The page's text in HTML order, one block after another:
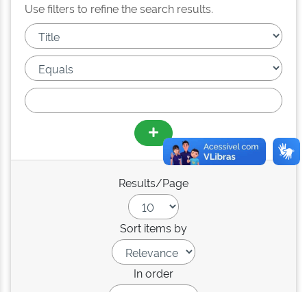
Use filters to refine the search results.
Results/Page
Sort items by
In order